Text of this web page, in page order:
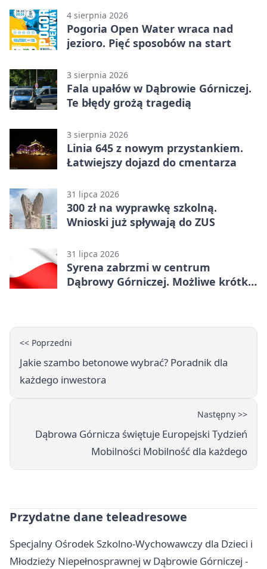
4 sierpnia 2026
Pogoria Open Water wraca nad
jezioro. Pięć sposobów na start
3 sierpnia 2026
Fala upałów w Dąbrowie Górniczej.
Te błędy grożą tragedią
3 sierpnia 2026
Linia 645 z nowym przystankiem.
Łatwiejszy dojazd do cmentarza
31 lipca 2026
300 zł na wyprawkę szkolną.
Wnioski już spływają do ZUS
31 lipca 2026
Syrena zabrzmi w centrum
Dąbrowy Górniczej. Możliwe krótkie
<< Poprzedni
Jakie szambo betonowe wybrać? Poradnik dla
każdego inwestora
Następny >>
Dąbrowa Górnicza świętuje Europejski Tydzień
Mobilności Mobilność dla każdego
Przydatne dane teleadresowe
Specjalny Ośrodek Szkolno-Wychowawczy dla Dzieci i
Młodzieży Niepełnosprawnej w Dąbrowie Górniczej -